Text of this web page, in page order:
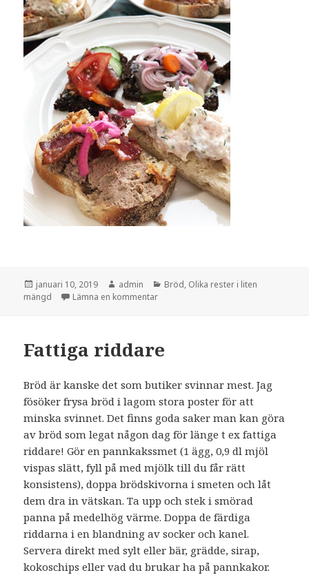
Postat
januari 10, 2019 Författare
admin Kategorier
Bröd, Olika rester i liten
mängd
Lämna en kommentartill Smörgåsen <3
Fattiga riddare
Bröd är kanske det som butiker svinnar mest. Jag
fösöker frysa bröd i lagom stora poster för att
minska svinnet. Det finns goda saker man kan göra
av bröd som legat någon dag för länge t ex fattiga
riddare! Gör en pannkakssmet (1 ägg, 0,9 dl mjöl
vispas slätt, fyll på med mjölk till du får rätt
konsistens), doppa brödskivorna i smeten och låt
dem dra in vätskan. Ta upp och stek i smörad
panna på medelhög värme. Doppa de färdiga
riddarna i en blandning av socker och kanel.
Servera direkt med sylt eller bär, grädde, sirap,
kokoschips eller vad du brukar ha på pannkakor.